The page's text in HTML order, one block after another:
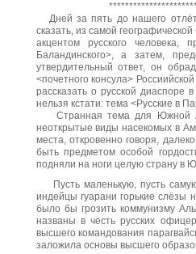
Дней за пять до нашего
сказать, из самой
акцентом русского
Баландинского>, а затем,
утвердительный ответ, он
<почетного консула>
рассказать о русской диаспоре
нельзя кстати: тема <Русские в
Странная тема для Южной
неоткрытые виды насекомых в
места, откровенно говоря,
быть предметом особой
подняли на ноги целую страну в
Пусть маленькую, пусть
индейцы гуарани горькие слёзы
было бы грозить коммунизму
названы в честь русских
высшего командования
заложила основы высшего